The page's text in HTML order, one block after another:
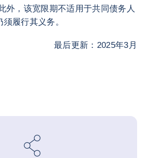
外，该宽限期不适用于共同债务人
履行其义务。
最后更新：2025年3月